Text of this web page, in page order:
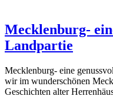
Mecklenburg-
Landpartie
Mecklenburg- eine
wir im wunderschönen
Geschichten alter